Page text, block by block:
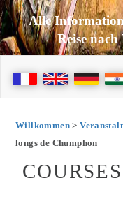
Alle
Reise
Willkommen>
longs de Chumphon